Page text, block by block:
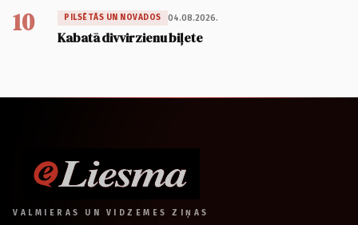
10 PILSĒTĀS UN NOVADOS 04.08.2026.
Kabatā divvirzienu biļete
VALMIERAS UN VIDZEMES ZIŅAS